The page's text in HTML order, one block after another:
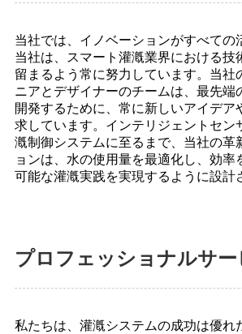
当社では、イノベーションがすべての
当社は、スマート灌漑業界における技
留まるよう常に努力しています。当社
ニアとデザイナーのチームは、最先端
開発するために、常に新しいアイデア
求しています。インテリジェントセン
漑制御システムに至るまで、当社の革
ョンは、水の使用量を最適化し、効率
可能な灌漑実践を実現するように設計
プロフェッショナルサー
私たちは、灌漑システムの成功は優れ